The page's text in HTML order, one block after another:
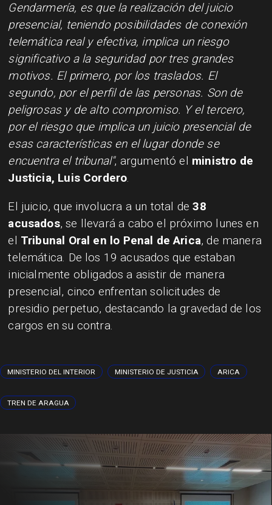
Gendarmería, es que la realización del juicio
presencial, teniendo posibilidades de conexión
telemática real y efectiva, implica un riesgo
significativo a la seguridad por tres grandes
motivos. El primero, por los traslados. El
segundo, por el perfil de las personas. Son de
peligrosas y de alto compromiso. Y el tercero,
por el riesgo que implica un juicio presencial de
esas características en el lugar donde se
encuentra el tribunal", argumentó el ministro de
Justicia, Luis Cordero.
El juicio, que involucra a un total de38
acusados, se llevará a cabo el próximo lunes en
el Tribunal Oral en lo Penal de Arica, de manera
telemática. De los 19 acusados que estaban
inicialmente obligados a asistir de manera
presencial, cinco enfrentan solicitudes de
presidio perpetuo, destacando la gravedad de los
cargos en su contra.
MINISTERIO DEL INTERIOR MINISTERIO DE JUSTICIA ARICA
TREN DE ARAGUA